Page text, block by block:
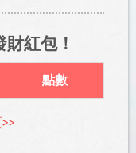
紅包！
點數